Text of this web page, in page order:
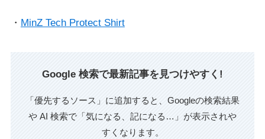
・ MinZ Tech Protect Shirt
Google 検索で最新記事を見つけやすく!
「優先するソース」に追加すると、Googleの検索結果
や AI 検索で「気になる、記になる…」が表示されや
すくなります。